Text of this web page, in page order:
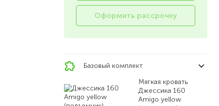
Оформить рассрочку
Базовый комплект
Мягкая кровать
Джессика 160
Amigo yellow